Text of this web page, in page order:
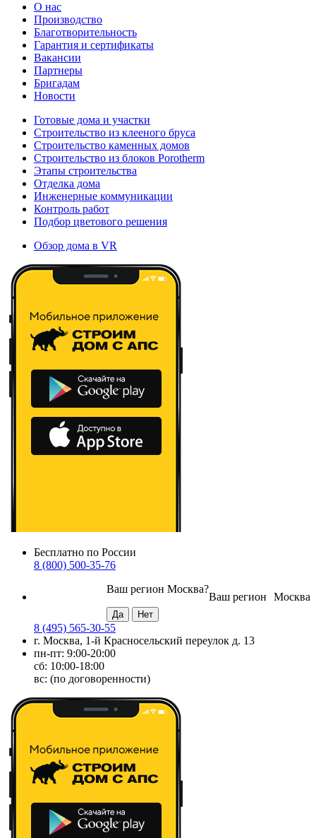
О нас
Производство
Благотворительность
Гарантия и сертификаты
Вакансии
Партнеры
Бригадам
Новости
Готовые дома и участки
Строительство из клееного бруса
Строительство каменных домов
Строительство из блоков Porotherm
Этапы строительства
Отделка дома
Инженерные коммуникации
Контроль работ
Подбор цветового решения
Обзор дома в VR
Бесплатно по России
8 (800) 500-35-76
Москва
Ваш регион
Ваш регион Москва?
8 (495) 565-30-55
г. Москва, 1-й Красносельский переулок д. 13
пн-пт: 9:00-20:00
сб: 10:00-18:00
вс: (по договоренности)